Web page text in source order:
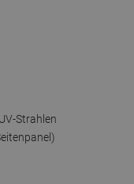
Strahlen